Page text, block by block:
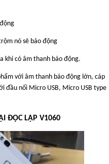
nó sẽ báo động
khi có âm thanh báo động.
với âm thanh báo động lớn, cáp
đầu nối Micro USB, Micro USB type
ĐỘC LẬP V1060